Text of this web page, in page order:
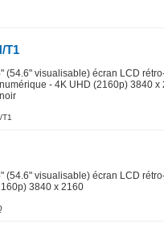
T1
(54.6" visualisable) écran LCD
- 4K UHD (2160p) 3840 x
(54.6" visualisable) écran LCD
3840 x 2160